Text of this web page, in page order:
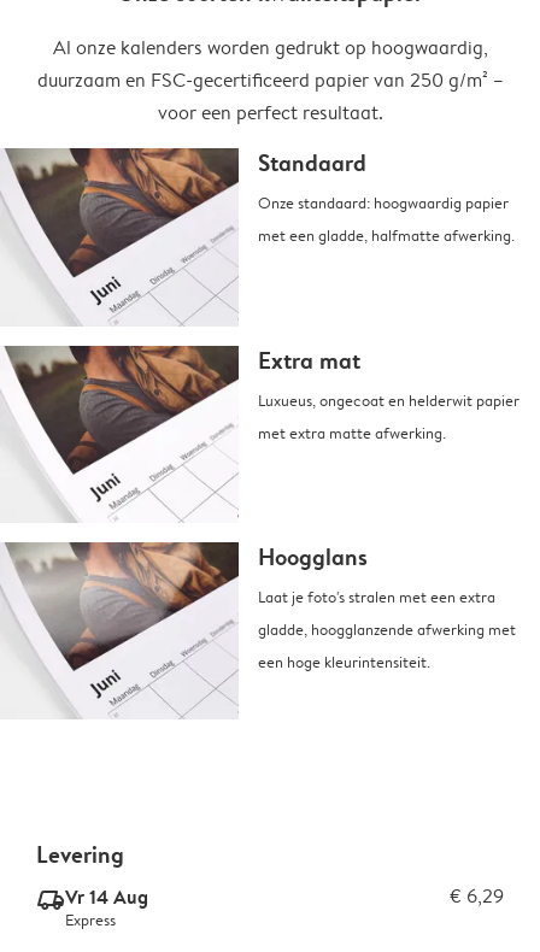
Al onze kalenders worden gedrukt op hoogwaardig,
duurzaam en FSC-gecertificeerd papier van 250 g/m² –
voor een perfect resultaat.
Standaard
Onze standaard: hoogwaardig papier
met een gladde, halfmatte afwerking.
Extra mat
Luxueus, ongecoat en helderwit papier
met extra matte afwerking.
Hoogglans
Laat je foto's stralen met een extra
gladde, hoogglanzende afwerking met
een hoge kleurintensiteit.
Levering
delivery_express_v2Vr 14 Aug € 6,29
Express